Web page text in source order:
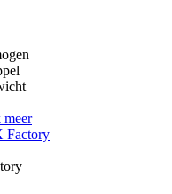
meer
Factory